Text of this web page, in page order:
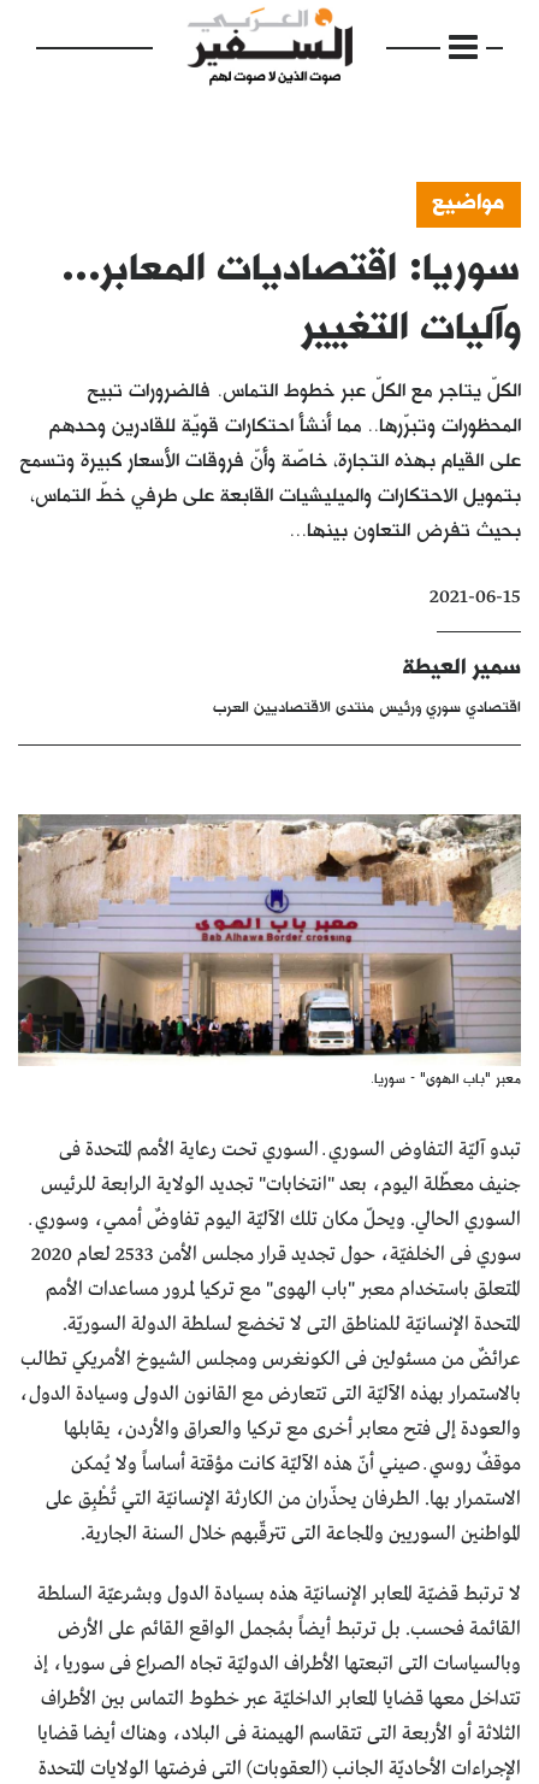
الرئيسية
مواضيع
فكرة
دفاتر
بالصورة
مواضيع
سوريا: اقتصاديات المعابر...
وآليات التغيير
الكلّ يتاجر مع الكلّ عبر خطوط التماس. فالضرورات تبيح
المحظورات وتبرّرها.. مما أنشأ احتكارات قويّة للقادرين وحدهم
على القيام بهذه التجارة، خاصّة وأنّ فروقات الأسعار كبيرة وتسمح
بتمويل الاحتكارات والميليشيات القابعة على طرفي خطّ التماس،
بحيث تفرض التعاون بينها...
2021-06-15
سمير العيطة
اقتصادي سوري ورئيس منتدى الاقتصاديين العرب
معبر "باب الهوى" - سوريا.
تبدو آليّة التفاوض السوري ــ السوري تحت رعاية الأمم المتحدة فى
جنيف معطّلة اليوم، بعد "انتخابات" تجديد الولاية الرابعة للرئيس
السوري الحالي. ويحلّ مكان تلك الآليّة اليوم تفاوضٌ أممي، وسوري ــ
سوري فى الخلفيّة، حول تجديد قرار مجلس الأمن 2533 لعام 2020
المتعلق باستخدام معبر "باب الهوى" مع تركيا لمرور مساعدات الأمم
المتحدة الإنسانيّة للمناطق التى لا تخضع لسلطة الدولة السوريّة.
عرائضٌ من مسئولين فى الكونغرس ومجلس الشيوخ الأمريكي تطالب
بالاستمرار بهذه الآليّة التى تتعارض مع القانون الدولى وسيادة الدول،
والعودة إلى فتح معابر أخرى مع تركيا والعراق والأردن، يقابلها
موقفٌ روسي ــ صيني أنّ هذه الآليّة كانت مؤقتة أساساً ولا يُمكن
الاستمرار بها. الطرفان يحذّران من الكارثة الإنسانيّة التي تُطْبِق على
المواطنين السوريين والمجاعة التى تترقّبهم خلال السنة الجارية.
لا ترتبط قضيّة المعابر الإنسانيّة هذه بسيادة الدول وبشرعيّة السلطة
القائمة فحسب. بل ترتبط أيضاً بمُجمل الواقع القائم على الأرض
وبالسياسات التى اتبعتها الأطراف الدوليّة تجاه الصراع فى سوريا، إذ
تتداخل معها قضايا المعابر الداخليّة عبر خطوط التماس بين الأطراف
الثلاثة أو الأربعة التى تتقاسم الهيمنة فى البلاد، وهناك أيضا قضايا
الإجراءات الأحاديّة الجانب (العقوبات) التى فرضتها الولايات المتحدة